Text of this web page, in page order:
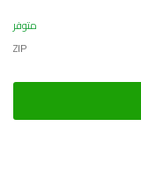
متوفر
ZIP